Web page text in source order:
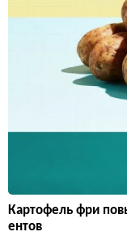
Картофель фри
ентов